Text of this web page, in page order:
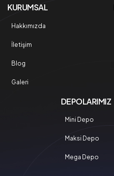
KURUMSAL
Hakkımızda
İletişim
Blog
Galeri
DEPOLARIMIZ
Mini Depo
Maksi Depo
Mega Depo